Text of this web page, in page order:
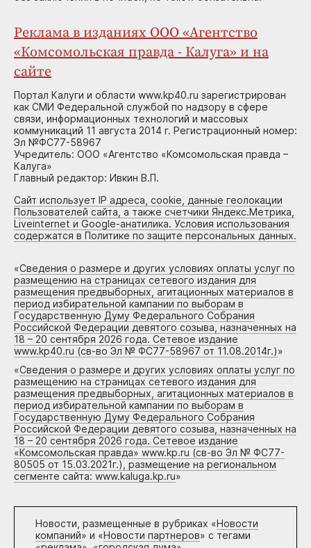
Реклама в изданиях ООО «Агентство
«Комсомольская правда - Калуга» и на
сайте
Портал Калуги и области www.kp40.ru зарегистрирован
как СМИ Федеральной службой по надзору в сфере
связи, информационных технологий и массовых
коммуникаций 11 августа 2014 г. Регистрационный номер:
Эл №ФС77-58967
Учредитель: ООО «Агентство «Комсомольская правда –
Калуга»
Главный редактор: Ивкин В.П.
Сайт использует IP адреса, cookie, данные геолокации
Пользователей сайта, а также счетчики Яндекс.Метрика,
Liveinternet и Google-анатилика. Условия использования
содержатся в Политике по защите персональных данных.
«Сведения о размере и других условиях оплаты услуг по
размещению на страницах сетевого издания для
размещения предвыборных, агитационных материалов в
период избирательной кампании по выборам в
Государственную Думу Федерального Собрания
Российской Федерации девятого созыва, назначенных на
18 – 20 сентября 2026 года. Сетевое издание
www.kp40.ru (св-во Эл № ФС77-58967 от 11.08.2014г.)»
«Сведения о размере и других условиях оплаты услуг по
размещению на страницах сетевого издания для
размещения предвыборных, агитационных материалов в
период избирательной кампании по выборам в
Государственную Думу Федерального Собрания
Российской Федерации девятого созыва, назначенных на
18 – 20 сентября 2026 года. Сетевое издание
«Комсомольская правда» www.kp.ru (св-во Эл № ФС77-
80505 от 15.03.2021г.), размещение на региональном
сегменте сайта: www.kaluga.kp.ru»
Новости, размещенные в рубриках «Новости
компаний» и «Новости партнеров» с тегами